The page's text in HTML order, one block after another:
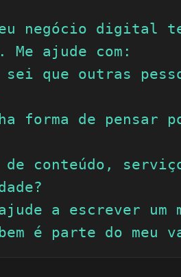
negócio digital
ajude com:
sei que outras
forma de pensar
de conteúdo,
a escrever
é parte do meu